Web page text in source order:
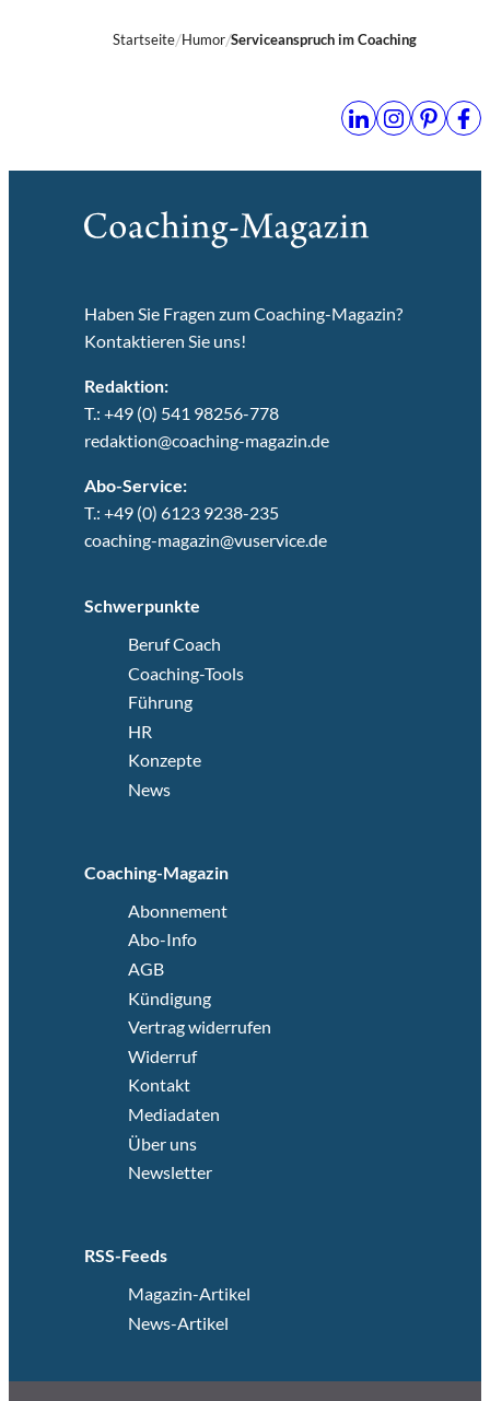
Startseite Humor Serviceanspruch im Coaching
Haben Sie Fragen zum Coaching-Magazin?
Kontaktieren Sie uns!
Redaktion:
T.: +49 (0) 541 98256-778
redaktion@coaching-magazin.de
Abo-Service:
T.: +49 (0) 6123 9238-235
coaching-magazin@vuservice.de
Schwerpunkte
Beruf Coach
Coaching-Tools
Führung
HR
Konzepte
News
Coaching-Magazin
Abonnement
Abo-Info
AGB
Kündigung
Vertrag widerrufen
Widerruf
Kontakt
Mediadaten
Über uns
Newsletter
RSS-Feeds
Magazin-Artikel
News-Artikel